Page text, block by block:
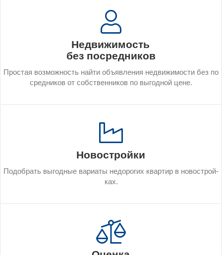
Недвижимость
без посредников
Прос­тая воз­можность най­ти объ­яв­ле­ния нед­ви­жимос­ти без по
с­редни­ков от собс­твен­ни­ков по вы­год­ной це­не.
Новостройки
По­доб­рать вы­год­ные ва­ри­аты не­доро­гих квар­тир в но­вос­трой­
ках.